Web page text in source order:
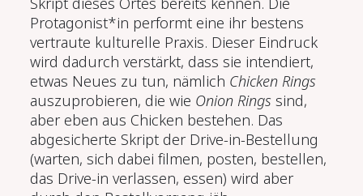
Protagonist*in performt eine ihr bestens
vertraute kulturelle Praxis. Dieser Eindruck
wird dadurch verstärkt, dass sie intendiert,
etwas Neues zu tun, nämlich Chicken Rings
auszuprobieren, die wie Onion Rings sind,
aber eben aus Chicken bestehen. Das
abgesicherte Skript der Drive-in-Bestellung
(warten, sich dabei filmen, posten, bestellen,
das Drive-in verlassen, essen) wird aber